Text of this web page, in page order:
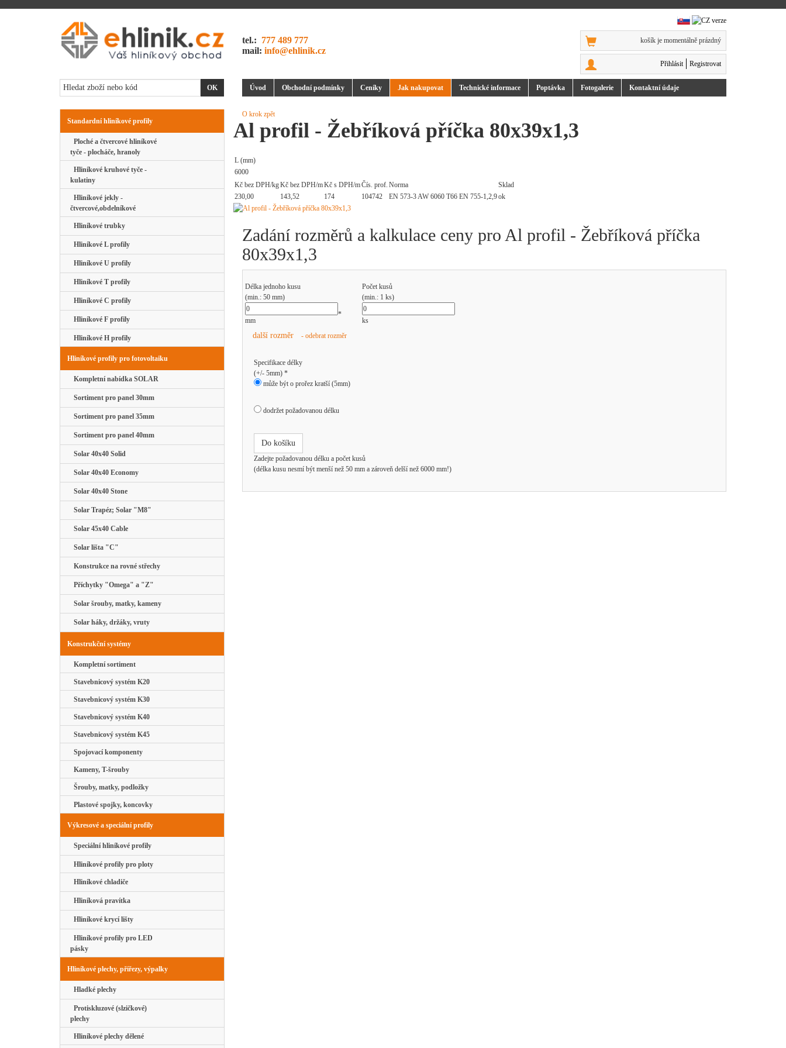
tel.: 777 489 777
mail: info@ehlinik.cz
košík je momentálně prázdný
Přihlásit Registrovat
Úvod Obchodní podmínky Ceníky Jak nakupovat Technické informace Poptávka Fotogalerie Kontaktní údaje
Standardní hliníkové profily
Ploché a čtvercové hliníkové
tyče - plocháče, hranoly
Hliníkové kruhové tyče -
kulatiny
Hliníkové jekly -
čtvercové,obdelníkové
Hliníkové trubky
Hliníkové L profily
Hliníkové U profily
Hliníkové T profily
Hliníkové C profily
Hliníkové F profily
Hliníkové H profily
Hliníkové profily pro fotovoltaiku
Kompletní nabídka SOLAR
Sortiment pro panel 30mm
Sortiment pro panel 35mm
Sortiment pro panel 40mm
Solar 40x40 Solid
Solar 40x40 Economy
Solar 40x40 Stone
Solar Trapéz; Solar "M8"
Solar 45x40 Cable
Solar lišta "C"
Konstrukce na rovné střechy
Příchytky "Omega" a "Z"
Solar šrouby, matky, kameny
Solar háky, držáky, vruty
Konstrukční systémy
Kompletní sortiment
Stavebnicový systém K20
Stavebnicový systém K30
Stavebnicový systém K40
Stavebnicový systém K45
Spojovací komponenty
Kameny, T-šrouby
Šrouby, matky, podložky
Plastové spojky, koncovky
Výkresové a speciální profily
Speciální hliníkové profily
Hliníkové profily pro ploty
Hliníkové chladiče
Hliníková pravítka
Hliníkové krycí lišty
Hliníkové profily pro LED
pásky
Hliníkové plechy, přířezy, výpalky
Hladké plechy
Protiskluzové (slzičkové)
plechy
Hliníkové plechy dělené
O krok zpět
Al profil - Žebříková příčka 80x39x1,3
L (mm)
6000
Kč bez DPH/kgKč bez DPH/mKč s DPH/mČís. prof. Norma
Sklad
230,00
143,52 174 104742 EN 573-3 AW 6060 T66 EN 755-1,2,9ok
Zadání rozměrů a kalkulace ceny pro Al profil - Žebříková příčka
80x39x1,3
Délka jednoho kusu
(min.: 50 mm)
Počet kusů
(min.: 1 ks)
mm
*
ks
další rozměr - odebrat rozměr
Specifikace délky
(+/- 5mm) *
může být o prořez kratší (5mm)
dodržet požadovanou délku
Do košíku
Zadejte požadovanou délku a počet kusů
(délka kusu nesmí být menší než 50 mm a zároveň delší než 6000 mm!)